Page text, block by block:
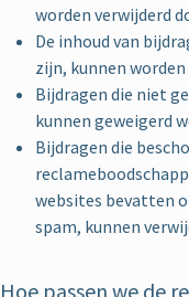
worden verwijderd
De inhoud van
zijn, kunnen
Bijdragen die niet
kunnen geweigerd
Bijdragen die
websites bevatten
spam, kunnen
Hoe passen we de